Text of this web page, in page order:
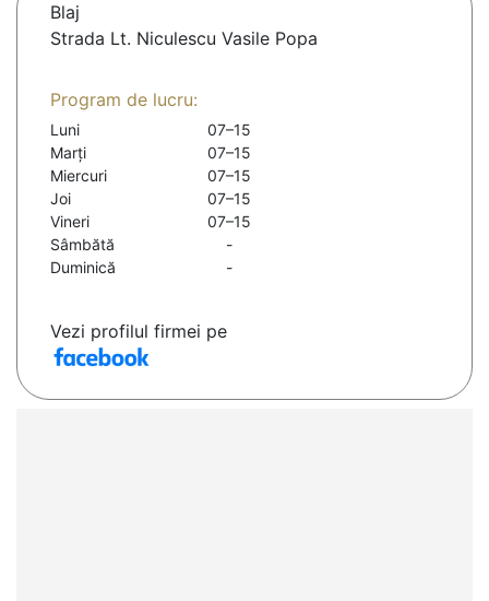
Blaj
Strada Lt. Niculescu Vasile Popa
Program de lucru:
Luni
07–15
Marți
07–15
Miercuri
07–15
Joi
07–15
Vineri
07–15
Sâmbătă
-
Duminică
-
Vezi profilul firmei pe